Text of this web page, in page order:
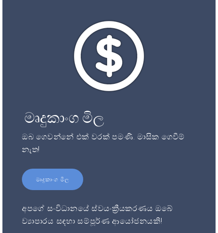
මෘදුකාංග මිල
ඔබ ගෙවන්නේ එක් වරක් පමණි. මාසික ගෙවීම්
නැත!
මෘදුකාංග මිල
අපගේ සංවිධානයේ ස්වයංක්‍රීයකරණය ඔබේ
ව්‍යාපාරය සඳහා සම්පූර්ණ ආයෝජනයකි!